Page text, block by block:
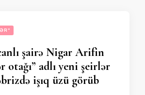
şairə Nigar Arifin
otağı” adlı yeni şeirlər
işıq üzü görüb